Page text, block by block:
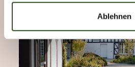
Ablehnen